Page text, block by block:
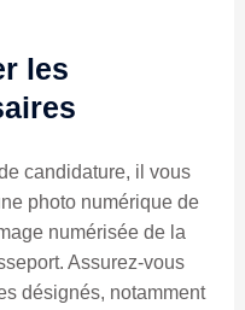
les
candidature, il vous
photo numérique de
numérisée de la
Assurez-vous
désignés, notamment